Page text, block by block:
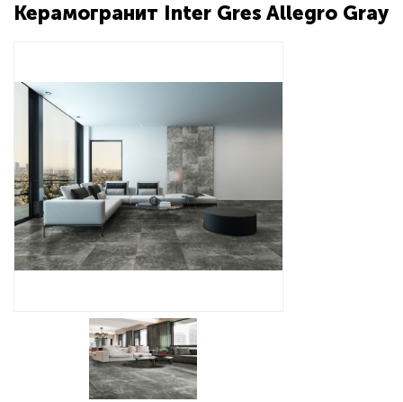
Сертификаты
Комплекс услуг
Контакты
Керамогранит Inter Gres Allegro Gray